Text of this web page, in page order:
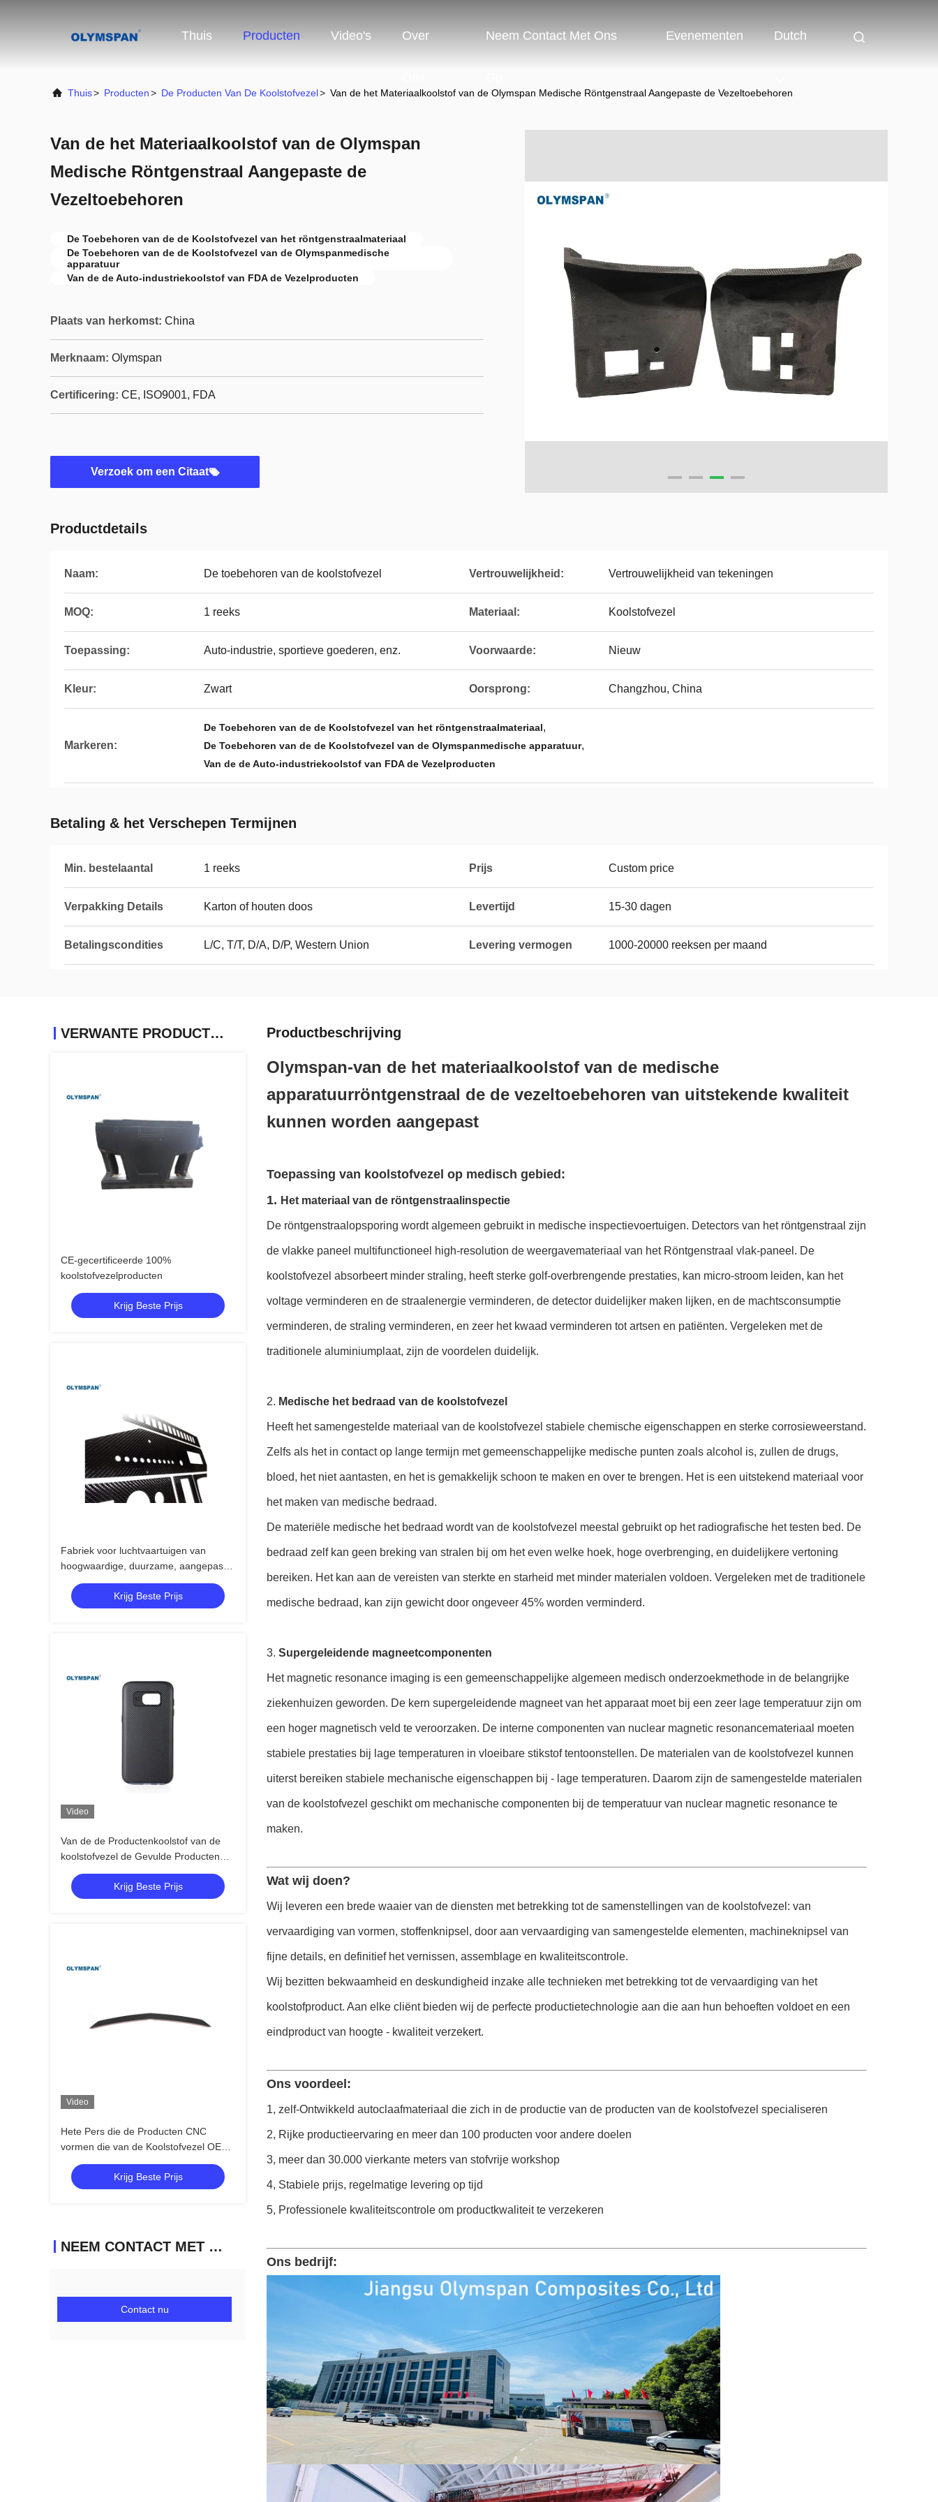
Thuis Producten Video's Over Neem Contact Met Ons Evenementen Dutch
Thuis> Producten> De Producten Van De Koolstofvezel> Van de het Materiaalkoolstof van de Olymspan Medische Röntgenstraal Aangepaste de Vezeltoebehoren
Van de het Materiaalkoolstof van de Olymspan
Medische Röntgenstraal Aangepaste de
Vezeltoebehoren
De Toebehoren van de de Koolstofvezel van het röntgenstraalmateriaal
De Toebehoren van de de Koolstofvezel van de Olymspanmedische
apparatuur
Van de de Auto-industriekoolstof van FDA de Vezelproducten
Plaats van herkomst: China
Merknaam: Olymspan
Certificering: CE, ISO9001, FDA
Verzoek om een Citaat
Productdetails
Naam: De toebehoren van de koolstofvezel Vertrouwelijkheid: Vertrouwelijkheid van tekeningen
MOQ: 1 reeks Materiaal: Koolstofvezel
Toepassing: Auto-industrie, sportieve goederen, enz. Voorwaarde: Nieuw
Kleur: Zwart Oorsprong: Changzhou, China
Markeren:
De Toebehoren van de de Koolstofvezel van het röntgenstraalmateriaal,
De Toebehoren van de de Koolstofvezel van de Olymspanmedische apparatuur,
Van de de Auto-industriekoolstof van FDA de Vezelproducten
Betaling & het Verschepen Termijnen
Min. bestelaantal 1 reeks Prijs Custom price
Verpakking Details Karton of houten doos Levertijd 15-30 dagen
Betalingscondities L/C, T/T, D/A, D/P, Western Union Levering vermogen 1000-20000 reeksen per maand
VERWANTE PRODUCTEN
CE-gecertificeerde 100%
koolstofvezelproducten
Krijg Beste Prijs
Fabriek voor luchtvaartuigen van
hoogwaardige, duurzame, aangepaste
koolstofvezels
Krijg Beste Prijs
Video
Van de de Productenkoolstof van de
koolstofvezel de Gevulde Producten
Vezel Op hoge temperatuur
Krijg Beste Prijs
Video
Hete Pers die de Producten CNC
vormen die van de Koolstofvezel OEM
Ontwerp snijden
Krijg Beste Prijs
NEEM CONTACT MET ONS OP
Contact nu
Productbeschrijving
Olymspan-van de het materiaalkoolstof van de medische
apparatuurröntgenstraal de de vezeltoebehoren van uitstekende kwaliteit
kunnen worden aangepast
Toepassing van koolstofvezel op medisch gebied:
1. Het materiaal van de röntgenstraalinspectie
De röntgenstraalopsporing wordt algemeen gebruikt in medische inspectievoertuigen. Detectors van het röntgenstraal zijn
de vlakke paneel multifunctioneel high-resolution de weergavemateriaal van het Röntgenstraal vlak-paneel. De
koolstofvezel absorbeert minder straling, heeft sterke golf-overbrengende prestaties, kan micro-stroom leiden, kan het
voltage verminderen en de straalenergie verminderen, de detector duidelijker maken lijken, en de machtsconsumptie
verminderen, de straling verminderen, en zeer het kwaad verminderen tot artsen en patiënten. Vergeleken met de
traditionele aluminiumplaat, zijn de voordelen duidelijk.
2. Medische het bedraad van de koolstofvezel
Heeft het samengestelde materiaal van de koolstofvezel stabiele chemische eigenschappen en sterke corrosieweerstand.
Zelfs als het in contact op lange termijn met gemeenschappelijke medische punten zoals alcohol is, zullen de drugs,
bloed, het niet aantasten, en het is gemakkelijk schoon te maken en over te brengen. Het is een uitstekend materiaal voor
het maken van medische bedraad.
De materiële medische het bedraad wordt van de koolstofvezel meestal gebruikt op het radiografische het testen bed. De
bedraad zelf kan geen breking van stralen bij om het even welke hoek, hoge overbrenging, en duidelijkere vertoning
bereiken. Het kan aan de vereisten van sterkte en starheid met minder materialen voldoen. Vergeleken met de traditionele
medische bedraad, kan zijn gewicht door ongeveer 45% worden verminderd.
3. Supergeleidende magneetcomponenten
Het magnetic resonance imaging is een gemeenschappelijke algemeen medisch onderzoekmethode in de belangrijke
ziekenhuizen geworden. De kern supergeleidende magneet van het apparaat moet bij een zeer lage temperatuur zijn om
een hoger magnetisch veld te veroorzaken. De interne componenten van nuclear magnetic resonancemateriaal moeten
stabiele prestaties bij lage temperaturen in vloeibare stikstof tentoonstellen. De materialen van de koolstofvezel kunnen
uiterst bereiken stabiele mechanische eigenschappen bij - lage temperaturen. Daarom zijn de samengestelde materialen
van de koolstofvezel geschikt om mechanische componenten bij de temperatuur van nuclear magnetic resonance te
maken.
Wat wij doen?
Wij leveren een brede waaier van de diensten met betrekking tot de samenstellingen van de koolstofvezel: van
vervaardiging van vormen, stoffenknipsel, door aan vervaardiging van samengestelde elementen, machineknipsel van
fijne details, en definitief het vernissen, assemblage en kwaliteitscontrole.
Wij bezitten bekwaamheid en deskundigheid inzake alle technieken met betrekking tot de vervaardiging van het
koolstofproduct. Aan elke cliënt bieden wij de perfecte productietechnologie aan die aan hun behoeften voldoet en een
eindproduct van hoogte - kwaliteit verzekert.
Ons voordeel:
1, zelf-Ontwikkeld autoclaafmateriaal die zich in de productie van de producten van de koolstofvezel specialiseren
2, Rijke productieervaring en meer dan 100 producten voor andere doelen
3, meer dan 30.000 vierkante meters van stofvrije workshop
4, Stabiele prijs, regelmatige levering op tijd
5, Professionele kwaliteitscontrole om productkwaliteit te verzekeren
Ons bedrijf: